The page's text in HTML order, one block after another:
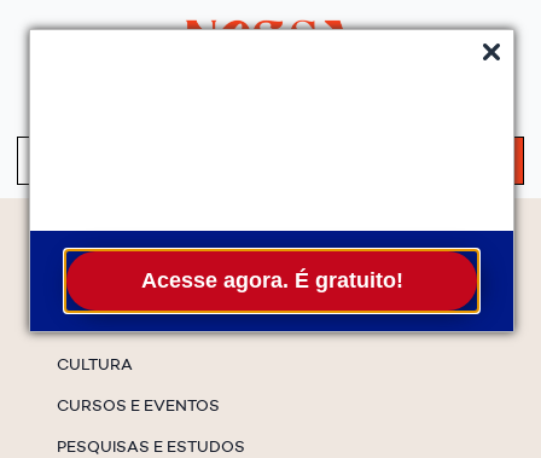
Acesse agora. É gratuito!
Temas
CULTURA
CURSOS E EVENTOS
PESQUISAS E ESTUDOS